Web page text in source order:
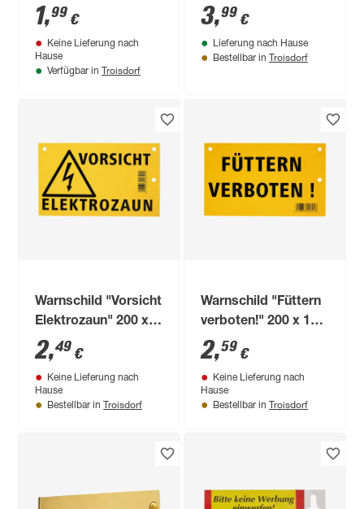
1,99 €
Keine Lieferung nach
Hause
Verfügbar in Troisdorf
3,99 €
Lieferung nach Hause
Bestellbar in Troisdorf
Warnschild "Vorsicht
Elektrozaun" 200 x
120 mm
2,49 €
Keine Lieferung nach
Hause
Bestellbar in Troisdorf
Warnschild "Füttern
verboten!" 200 x 120
mm
2,59 €
Keine Lieferung nach
Hause
Bestellbar in Troisdorf